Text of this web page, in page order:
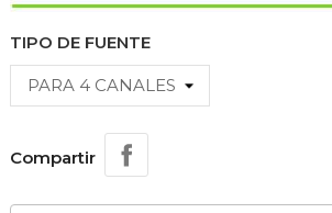
TIPO DE FUENTE
Compartir